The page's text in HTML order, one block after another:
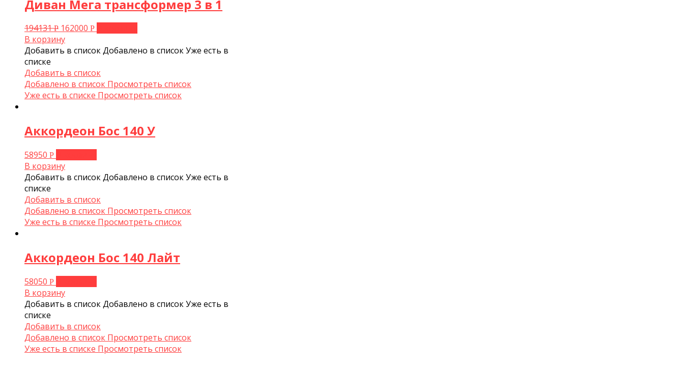
Диван Мега трансформер 3 в 1
194131Р 162000 Р
В корзину
Добавить в списокДобавлено в списокУже есть в
списке
Добавить в список
Добавлено в список Просмотреть список
Уже есть в списке Просмотреть список
Аккордеон Бос 140 У
58950 Р
В корзину
Добавить в списокДобавлено в списокУже есть в
списке
Добавить в список
Добавлено в список Просмотреть список
Уже есть в списке Просмотреть список
Аккордеон Бос 140 Лайт
58050 Р
В корзину
Добавить в списокДобавлено в списокУже есть в
списке
Добавить в список
Добавлено в список Просмотреть список
Уже есть в списке Просмотреть список